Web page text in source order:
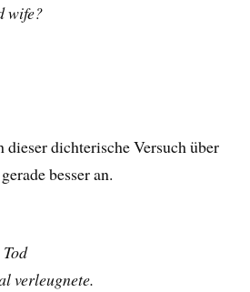
wife?
dichterische Versuch über
besser an.
verleugnete.